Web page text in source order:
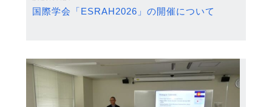
国際学会「ESRAH2026」の開催について